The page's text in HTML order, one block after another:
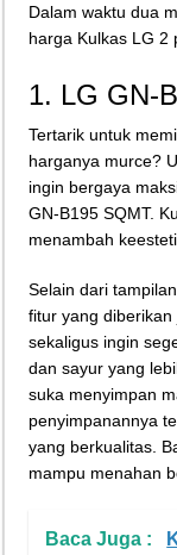
Dalam waktu dua
harga Kulkas LG 2
1. LG GN-
Tertarik untuk
harganya murce?
ingin bergaya
GN-B195 SQMT.
menambah
Selain dari
fitur yang
sekaligus ingin
dan sayur yang
suka menyimpan
penyimpanannya
yang berkualitas.
mampu menahan
Baca Juga :